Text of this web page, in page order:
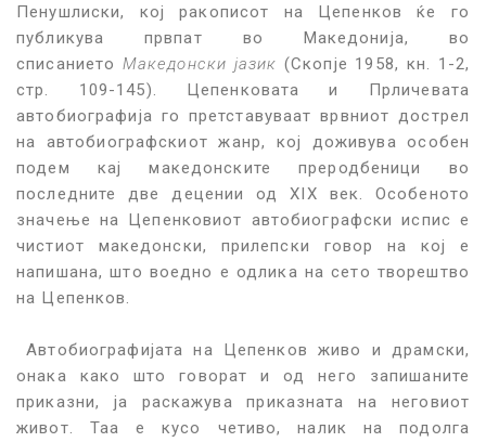
Пенушлиски, кој ракописот на Цепенков ќе го
публикува првпат во Македонија, во
списанието Македонски јазик (Скопје 1958, кн. 1-2,
стр. 109-145). Цепенковата и Прличевата
автобиографија го претставуваат врвниот дострел
на автобиографскиот жанр, кој доживува особен
подем кај македонските преродбеници во
последните две децении од XIX век. Особеното
значење на Цепенковиот автобиографски испис е
чистиот македонски, прилепски говор на кој е
напишана, што воедно е одлика на сето творештво
на Цепенков.
Автобиографијата на Цепенков живо и драмски,
онака како што говорат и од него запишаните
приказни, ја раскажува приказната на неговиот
живот. Таа е кусо четиво, налик на подолга